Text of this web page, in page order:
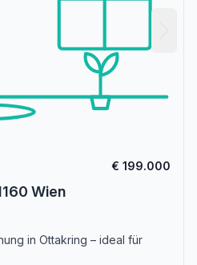
€ 199.000
Wien
in Ottakring – ideal für